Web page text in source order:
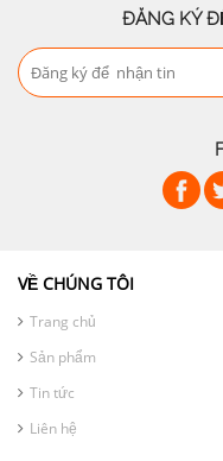
ĐĂNG KÝ
VỀ CHÚNG TÔI
Trang chủ
Sản phẩm
Tin tức
Liên hệ